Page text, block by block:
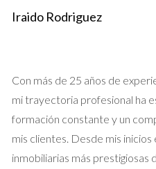
padres. Aunque estaba
suficiente; necesitaba alguien
laberinto de la venta. Fue
Rodriguez, un agente
experiencia. Iraido no solo le
Iraido Rodriguez
Con más de 25 años de
mi trayectoria profesional ha
formación constante y un
mis clientes. Desde mis inicios
inmobiliarias más prestigiosas